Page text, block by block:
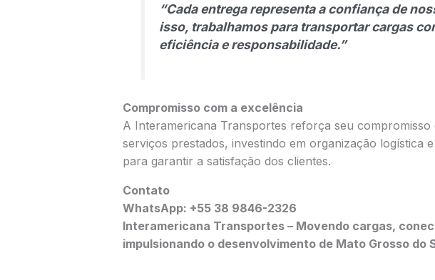
“Cada entrega representa a confiança de
isso, trabalhamos para transportar cargas
eficiência e responsabilidade.”
Compromisso com a excelência
A Interamericana Transportes reforça seu compromisso
serviços prestados, investindo em organização logística
para garantir a satisfação dos clientes.
Contato
WhatsApp: +55 38 9846-2326
Interamericana Transportes – Movendo cargas,
impulsionando o desenvolvimento de Mato Grosso do